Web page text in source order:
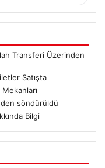
Transferi Üzerinden
Satışta
söndürüldü
Bilgi